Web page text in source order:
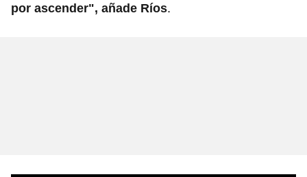
por ascender", añade Ríos.